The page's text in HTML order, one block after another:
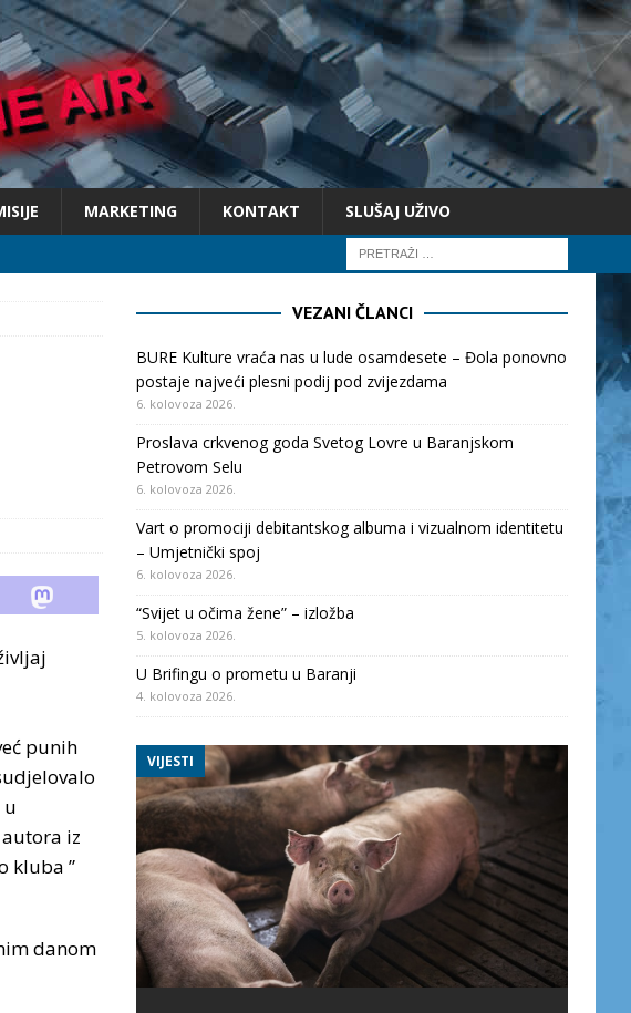
MARKETING KONTAKT SLUŠAJ UŽIVO
punih
u
iz
kluba ”
danom
VEZANI ČLANCI
BURE Kulture vraća nas u lude osamdesete – Đola ponovno
postaje najveći plesni podij pod zvijezdama
6. kolovoza 2026.
Proslava crkvenog goda Svetog Lovre u Baranjskom
Petrovom Selu
6. kolovoza 2026.
Vart o promociji debitantskog albuma i vizualnom identitetu
– Umjetnički spoj
6. kolovoza 2026.
“Svijet u očima žene” – izložba
5. kolovoza 2026.
U Brifingu o prometu u Baranji
4. kolovoza 2026.
VIJESTI